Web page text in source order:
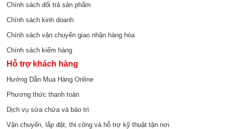
Chính sách đổi trả sản phẩm
Chính sách kinh doanh
Chính sách vận chuyển giao nhận hàng hóa
Chính sách kiểm hàng
Hỗ trợ khách hàng
Hướng Dẫn Mua Hàng Online
Phương thức thanh toán
Dịch vụ sửa chửa và bảo trì
Vận chuyển, lắp đặt, thi công và hỗ trợ kỹ thuật tận nơi